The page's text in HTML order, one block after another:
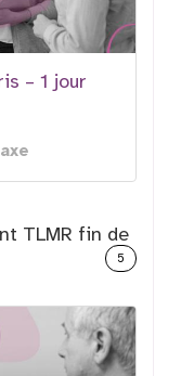
– 1 jour
TLMR fin de
5